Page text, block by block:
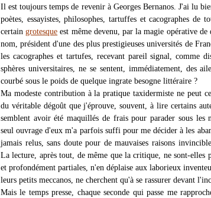
Il est toujours temps de revenir à Georges Bernanos. J'ai lu
poètes, essayistes, philosophes, tartuffes et cacographes de
certaingrotesque est même devenu, par la magie opérative
nom, président d'une des plus prestigieuses universités de
les cacographes et tartufes, recevant pareil signal, comme
sphères universitaires, ne se sentent, immédiatement, des
courbé sous le poids de quelque ingrate besogne littéraire ?
Ma modeste contribution à la pratique taxidermiste ne peut
du véritable dégoût que j'éprouve, souvent, à lire certains
semblent avoir été maquillés de frais pour parader sous les
seul ouvrage d'eux m'a parfois suffi pour me décider à les
jamais relus, sans doute pour de mauvaises raisons
La lecture, après tout, de même que la critique, ne sont-elles
et profondément partiales, n'en déplaise aux laborieux
leurs petits meccanos, ne cherchent qu'à se rassurer devant
Mais le temps presse, chaque seconde qui passe me